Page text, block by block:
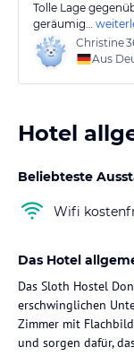
Tolle Lage
geräumig…
Christine
Aus
Hotel
Beliebteste
Wifi
Das Hotel
Das Sloth Hostel
erschwinglichen
Zimmer mit
und sorgen dafür,